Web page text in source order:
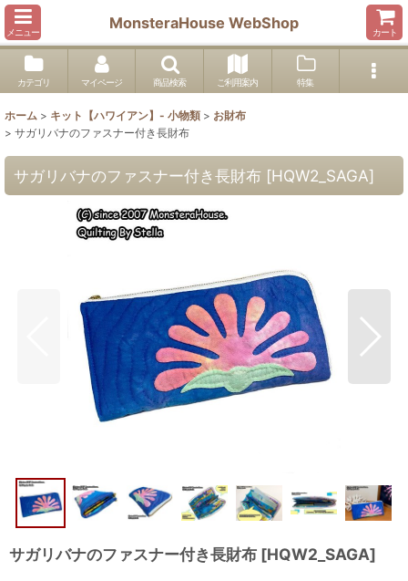
メニュー
MonsteraHouse WebShop
カート
カテゴリ マイページ 商品検索 ご利用案内 特集
ホーム > キット【ハワイアン】- 小物類 > お財布
> サガリバナのファスナー付き長財布
サガリバナのファスナー付き長財布 [HQW2_SAGA]
サガリバナのファスナー付き長財布 [HQW2_SAGA]